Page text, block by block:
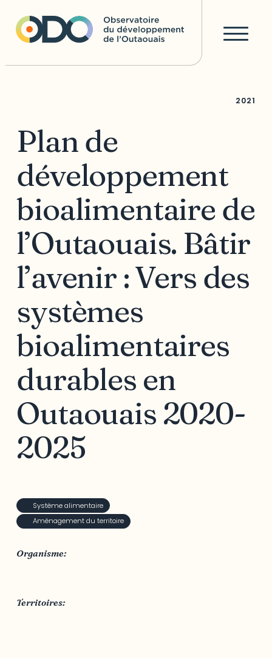
2021
Plan de
développement
bioalimentaire de
l’Outaouais. Bâtir
l’avenir : Vers des
systèmes
bioalimentaires
durables en
Outaouais 2020-
2025
Système alimentaire
Aménagement du territoire
Organisme:
Territoires: